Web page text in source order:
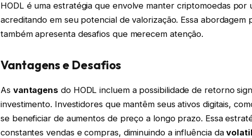
HODL é uma estratégia que envolve manter criptomoedas por
acreditando em seu potencial de valorização. Essa abordagem
também apresenta desafios que merecem atenção.
Vantagens e Desafios
As vantagens do HODL incluem a possibilidade de retorno
investimento. Investidores que mantêm seus ativos digitais,
se beneficiar de aumentos de preço a longo prazo. Essa
constantes vendas e compras, diminuindo a influência da